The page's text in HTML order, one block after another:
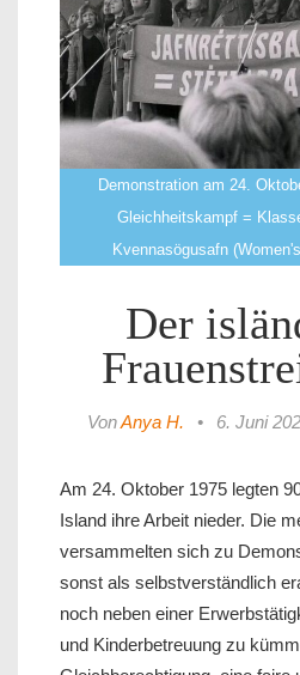
Demonstration am 24.
Gleichheitskampf =
Kvennasögusafn
Der
VonAnya H. • 6. Juni
Am 24. Oktober 1975 legten
Island ihre Arbeit nieder. Die
versammelten sich zu
sonst als selbstverständlich
noch neben einer
und Kinderbetreuung zu